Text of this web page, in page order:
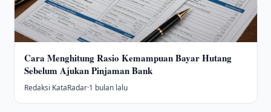
Cara Menghitung Rasio Kemampuan Bayar Hutang
Sebelum Ajukan Pinjaman Bank
Redaksi KataRadar·1 bulan lalu